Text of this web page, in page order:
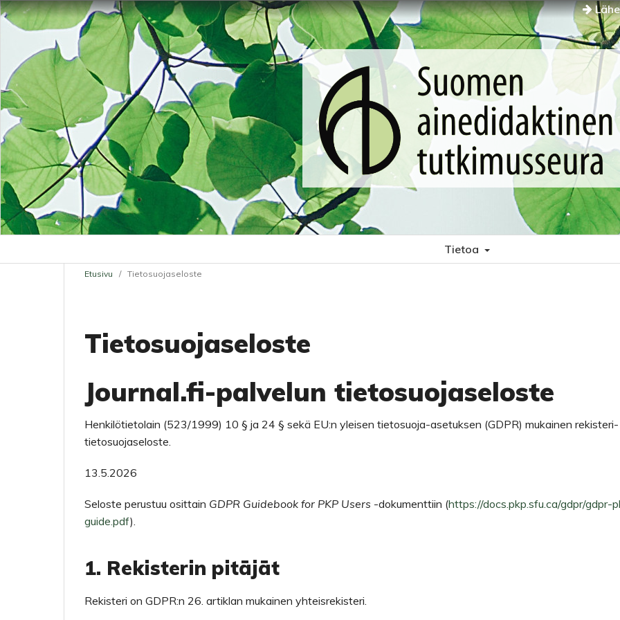
Tietoa
Etusivu / Tietosuojaseloste
Tietosuojaseloste
Journal.fi-palvelun tietosuojaseloste
Henkilötietolain (523/1999) 10 § ja 24 § sekä EU:n yleisen tietosuoja-asetuksen (GDPR) mukainen rekisteri-
tietosuojaseloste.
13.5.2026
Seloste perustuu osittain GDPR Guidebook for PKP Users -dokumenttiin (https://docs.pkp.sfu.ca/gdpr/gdpr-
guide.pdf).
1. Rekisterin pitäjät
Rekisteri on GDPR:n 26. artiklan mukainen yhteisrekisteri.